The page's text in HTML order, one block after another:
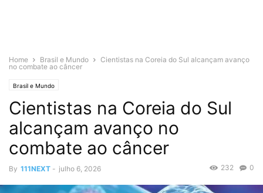
Home Brasil e Mundo
Cientistas na Coreia do Sul alcançam avanço
no combate ao câncer
Brasil e Mundo
Cientistas na Coreia do Sul
alcançam avanço no
combate ao câncer
By 111NEXT - julho 6, 2026 0
232